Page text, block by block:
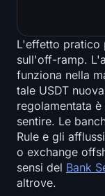
L'effetto pratico
sull'off-ramp.
funziona nella
tale USDT
regolamentata
sentire. Le
Rule e gli
o exchange
sensi del Bank
altrove.